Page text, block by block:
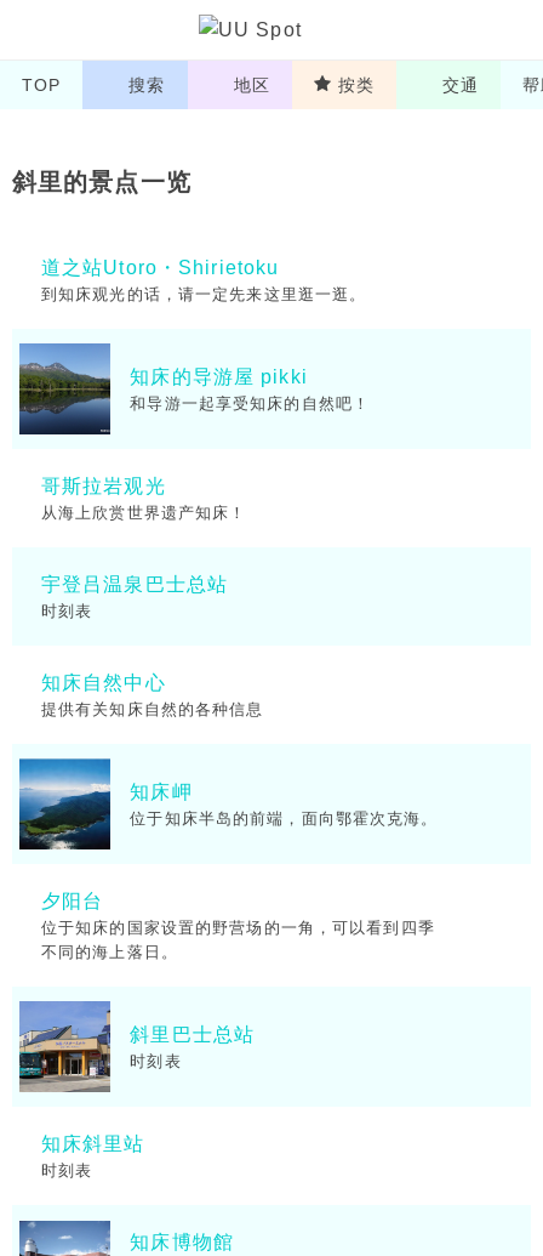
TOP 搜索 地区 按类 交通
斜里的景点一览
道之站Utoro・Shirietoku
到知床观光的话，请一定先来这里逛一逛。
知床的导游屋 pikki
和导游一起享受知床的自然吧！
哥斯拉岩观光
从海上欣赏世界遗产知床！
宇登吕温泉巴士总站
时刻表
知床自然中心
提供有关知床自然的各种信息
知床岬
位于知床半岛的前端，面向鄂霍次克海。
夕阳台
位于知床的国家设置的野营场的一角，可以看到四季
不同的海上落日。
斜里巴士总站
时刻表
知床斜里站
时刻表
知床博物館